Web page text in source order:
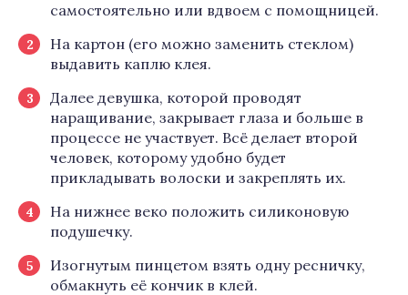
самостоятельно или вдвоем с помощницей.
На картон (его можно заменить стеклом)
выдавить каплю клея.
Далее девушка, которой проводят
наращивание, закрывает глаза и больше в
процессе не участвует. Всё делает второй
человек, которому удобно будет
прикладывать волоски и закреплять их.
На нижнее веко положить силиконовую
подушечку.
Изогнутым пинцетом взять одну ресничку,
обмакнуть её кончик в клей.